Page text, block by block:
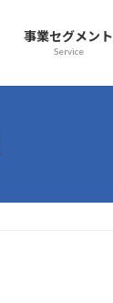
事業セグメント
Service